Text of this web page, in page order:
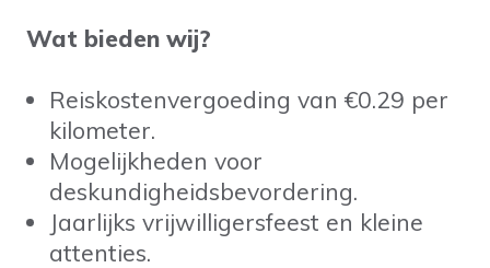
Wat bieden wij?
Reiskostenvergoeding van €0.29 per
kilometer.
Mogelijkheden voor
deskundigheidsbevordering.
Jaarlijks vrijwilligersfeest en kleine
attenties.